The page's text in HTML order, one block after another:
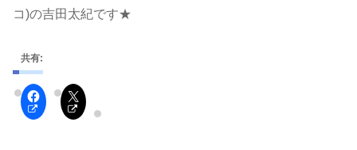
コ)の吉田太紀です★
共有: